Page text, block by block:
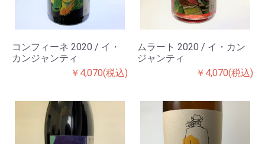
コンフィーネ 2020 / イ・
カンジャンティ
￥4,070(税込)
ムラート 2020 / イ・カン
ジャンティ
￥4,070(税込)